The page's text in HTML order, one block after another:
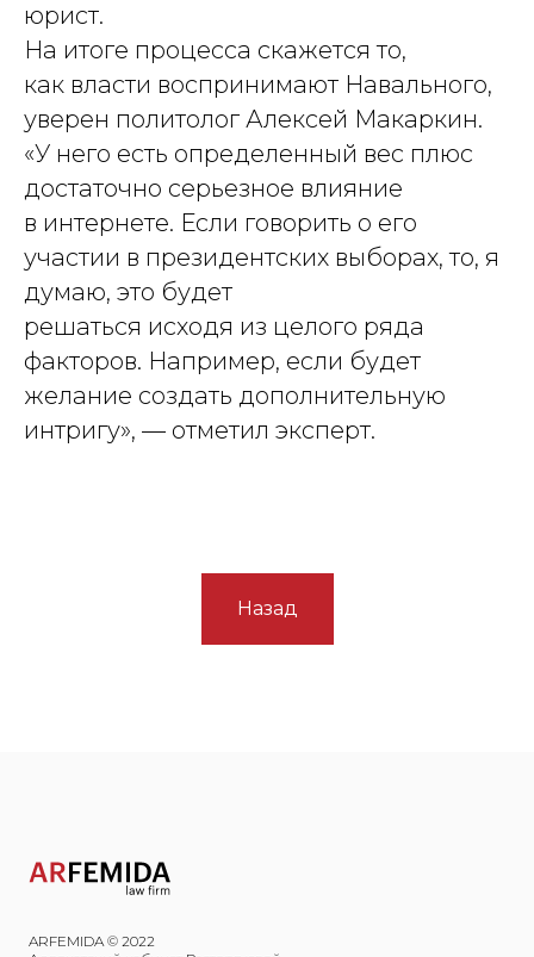
юрист.
На итоге процесса скажется то,
как власти воспринимают Навального,
уверен политолог Алексей Макаркин.
«У него есть определенный вес плюс
достаточно серьезное влияние
в интернете. Если говорить о его
участии в президентских выборах, то, я
думаю, это будет
решаться исходя из целого ряда
факторов. Например, если будет
желание создать дополнительную
интригу», — отметил эксперт.
Назад
ARFEMIDA © 2022